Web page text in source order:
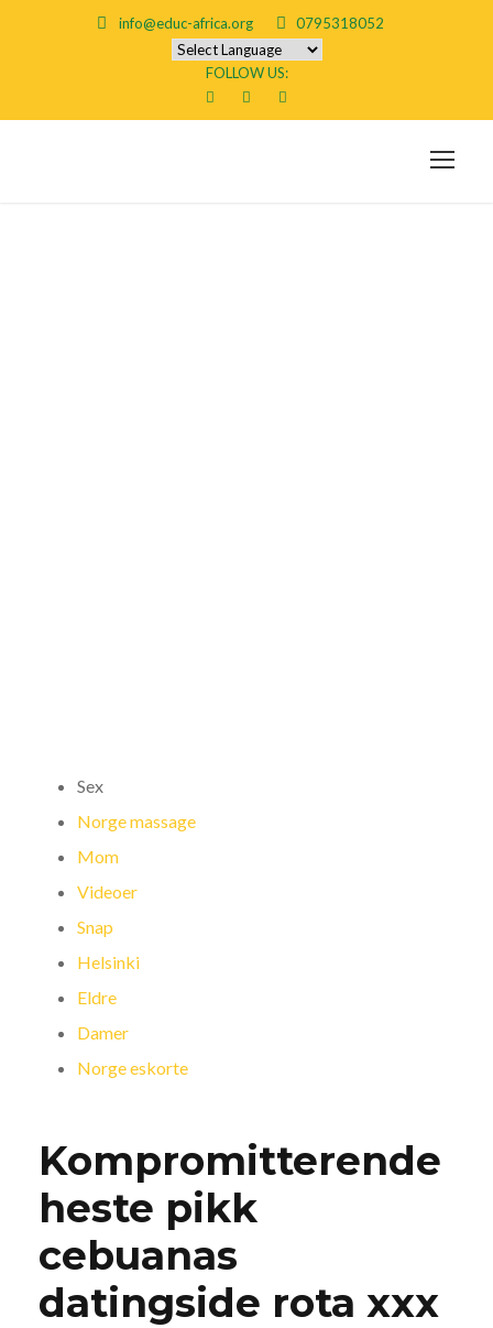
info@educ-africa.org 0795318052
FOLLOW US:
Sex
Norge massage
Mom
Videoer
Snap
Helsinki
Eldre
Damer
Norge eskorte
Kompromitterende
heste pikk
cebuanas
datingside rota xxx